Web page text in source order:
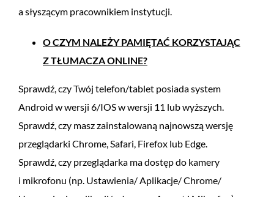
a słyszącym pracownikiem instytucji.
O CZYM NALEŻY PAMIĘTAĆ KORZYSTAJĄC
Z TŁUMACZA ONLINE?
Sprawdź, czy Twój telefon/tablet posiada system
Android w wersji 6/IOS w wersji 11 lub wyższych.
Sprawdź, czy masz zainstalowaną najnowszą wersję
przeglądarki Chrome, Safari, Firefox lub Edge.
Sprawdź, czy przeglądarka ma dostęp do kamery
i mikrofonu (np. Ustawienia/ Aplikacje/ Chrome/